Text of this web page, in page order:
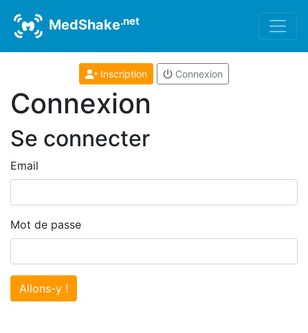
MedShake.net
Inscription Connexion
Connexion
Se connecter
Email
Mot de passe
Allons-y !